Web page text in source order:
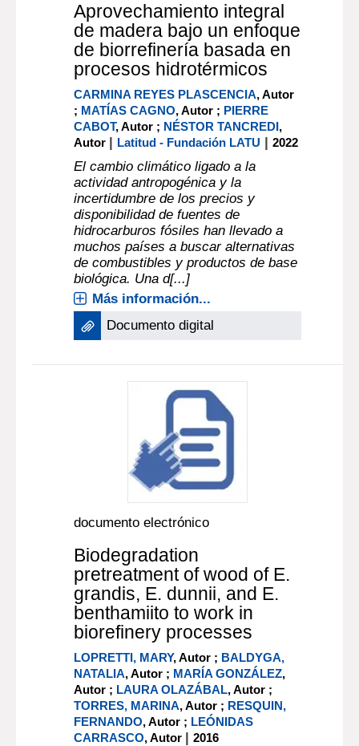
Aprovechamiento integral
de madera bajo un enfoque
de biorrefinería basada en
procesos hidrotérmicos
CARMINA REYES PLASCENCIA, Autor
; MATÍAS CAGNO, Autor ; PIERRE
CABOT, Autor ; NÉSTOR TANCREDI,
Autor | Latitud - Fundación LATU |2022
El cambio climático ligado a la
actividad antropogénica y la
incertidumbre de los precios y
disponibilidad de fuentes de
hidrocarburos fósiles han llevado a
muchos países a buscar alternativas
de combustibles y productos de base
biológica. Una d[...]
Más información...
Documento digital
documento electrónico
Biodegradation
pretreatment of wood of E.
grandis, E. dunnii, and E.
benthamiito to work in
biorefinery processes
LOPRETTI, MARY, Autor ; BALDYGA,
NATALIA, Autor ; MARÍA GONZÁLEZ,
Autor ; LAURA OLAZÁBAL, Autor ;
TORRES, MARINA, Autor ; RESQUIN,
FERNANDO, Autor ; LEÓNIDAS
CARRASCO, Autor |2016